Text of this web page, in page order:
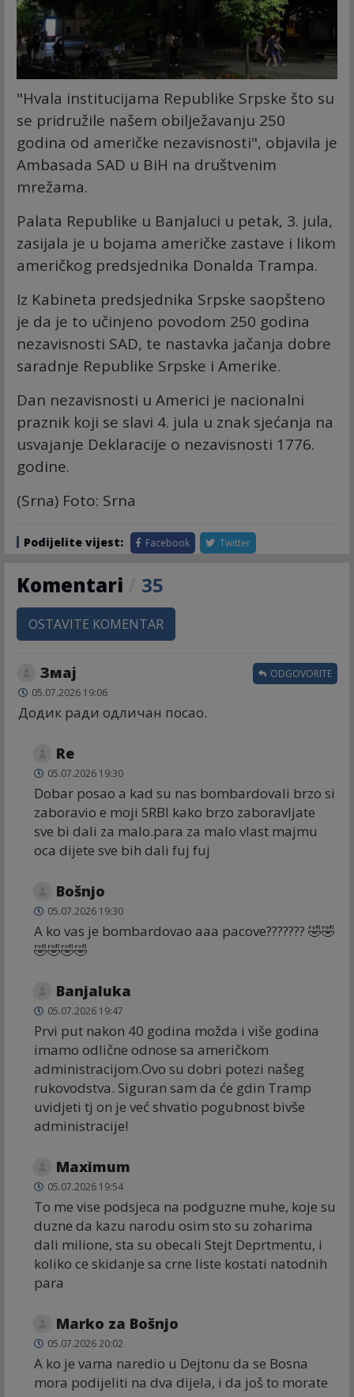
"Hvala institucijama Republike Srpske što su
se pridružile našem obilježavanju 250
godina od američke nezavisnosti", objavila je
Ambasada SAD u BiH na društvenim
mrežama.
Palata Republike u Banjaluci u petak, 3. jula,
zasijala je u bojama američke zastave i likom
američkog predsjednika Donalda Trampa.
Iz Kabineta predsjednika Srpske saopšteno
je da je to učinjeno povodom 250 godina
nezavisnosti SAD, te nastavka jačanja dobre
saradnje Republike Srpske i Amerike.
Dan nezavisnosti u Americi je nacionalni
praznik koji se slavi 4. jula u znak sjećanja na
usvajanje Deklaracije o nezavisnosti 1776.
godine.
(Srna) Foto: Srna
Podijelite vijest: Facebook Twitter
Komentari 35
OSTAVITE KOMENTAR
Змај
05.07.2026 19:06
Додик ради одличан посао.
ODGOVORITE
Re
05.07.2026 19:30
Dobar posao a kad su nas bombardovali brzo si
zaboravio e moji SRBI kako brzo zaboravljate
sve bi dali za malo.para za malo vlast majmu
oca dijete sve bih dali fuj fuj
Bošnjo
05.07.2026 19:30
A ko vas je bombardovao aaa pacove??????? 🤣🤣
🤣🤣🤣🤣
Banjaluka
05.07.2026 19:47
Prvi put nakon 40 godina možda i više godina
imamo odlične odnose sa američkom
administracijom.Ovo su dobri potezi našeg
rukovodstva. Siguran sam da će gdin Tramp
uvidjeti tj on je već shvatio pogubnost bivše
administracije!
Maximum
05.07.2026 19:54
To me vise podsjeca na podguzne muhe, koje su
duzne da kazu narodu osim sto su zoharima
dali milione, sta su obecali Stejt Deprtmentu, i
koliko ce skidanje sa crne liste kostati natodnih
para
Marko za Bošnjo
05.07.2026 20:02
A ko je vama naredio u Dejtonu da se Bosna
mora podijeliti na dva dijela, i da još to morate